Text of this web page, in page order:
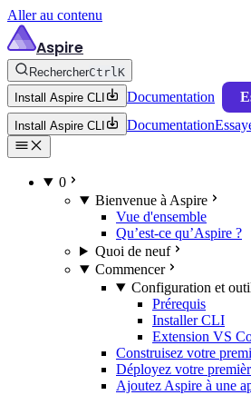
Aller au contenu
Aspire
RechercherCtrlK
Install Aspire CLI
Documentation
Install Aspire CLI Documentation
0
Bienvenue à Aspire
Vue d'ensemble
Qu’est-ce qu’Aspire ?
Quoi de neuf
Commencer
Configuration et
Prérequis
Installer CLI
Extension VS
Construisez votre
Déployez votre
Ajoutez Aspire à une